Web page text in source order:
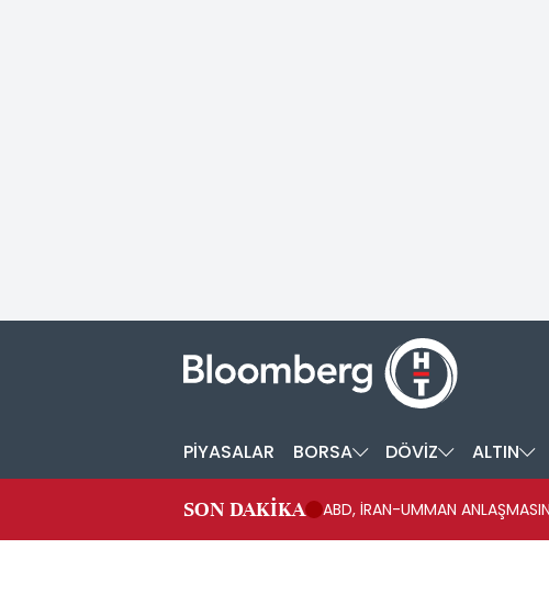
PİYASALAR BORSA DÖVİZ ALTIN
SON DAKİKA ABD, İRAN-UMMAN